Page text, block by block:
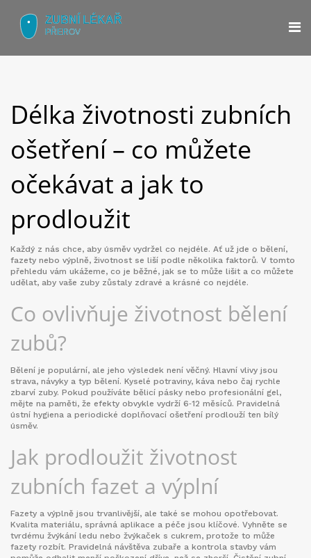
Délka životnosti zubních
ošetření – co můžete
očekávat a jak to
prodloužit
Každý z nás chce, aby úsměv vydržel co nejdéle. Ať už jde o bělení,
fazety nebo výplně, životnost se liší podle několika faktorů. V tomto
přehledu vám ukážeme, co je běžné, jak se to může lišit a co můžete
udělat, aby vaše zuby zůstaly zdravé a krásné co nejdéle.
Co ovlivňuje životnost bělení
zubů?
Bělení je populární, ale jeho výsledek není věčný. Hlavní vlivy jsou
strava, návyky a typ bělení. Kyselé potraviny, káva nebo čaj rychle
zbarví zuby. Pokud používáte bělicí pásky nebo profesionální gel,
mějte na paměti, že efekty obvykle vydrží 6‑12 měsíců. Pravidelná
ústní hygiena a periodické doplňovací ošetření prodlouží ten bílý
úsměv.
Jak prodloužit životnost
zubních fazet a výplní
Fazety a výplně jsou trvanlivější, ale také se mohou opotřebovat.
Kvalita materiálu, správná aplikace a péče jsou klíčové. Vyhněte se
tvrdému žvýkání ledu nebo žvýkaček s cukrem, protože to může
fazety rozbít. Pravidelná návštěva zubaře a kontrola stavby vám